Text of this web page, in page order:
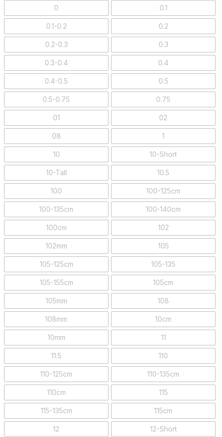
0 0.1
0.1-0.2 0.2
0.2-0.3 0.3
0.3-0.4 0.4
0.4-0.5 0.5
0.5-0.75 0.75
01 02
08 1
10 10-Short
10-Tall 10.5
100 100-125cm
100-135cm 100-140cm
100cm 102
102mm 105
105-125cm 105-135
105-155cm 105cm
105mm 108
108mm 10cm
10mm 11
11.5 110
110-125cm 110-135cm
110cm 115
115-135cm 115cm
12 12-Short